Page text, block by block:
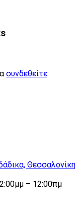
συνδεθείτε.
Θεσσαλονίκη
– 12:00πμ